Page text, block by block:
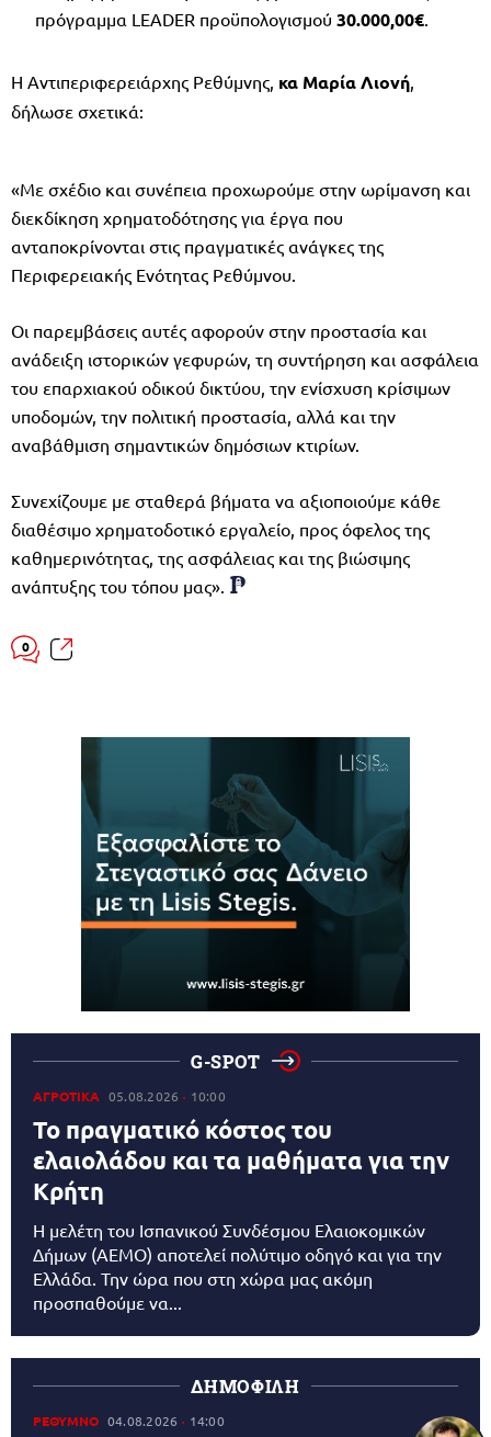
πρόγραμμα LEADER προϋπολογισμού 30.000,00€
Η Αντιπεριφερειάρχης Ρεθύμνης, κα Μαρία Λιονή
δήλωσε σχετικά:
«Με σχέδιο και συνέπεια προχωρούμε στην ωρίμανση και
διεκδίκηση χρηματοδότησης για έργα που
ανταποκρίνονται στις πραγματικές ανάγκες της
Περιφερειακής Ενότητας Ρεθύμνου.
Οι παρεμβάσεις αυτές αφορούν στην προστασία και
ανάδειξη ιστορικών γεφυρών, τη συντήρηση και ασφάλεια
του επαρχιακού οδικού δικτύου, την ενίσχυση κρίσιμων
υποδομών, την πολιτική προστασία, αλλά και την
αναβάθμιση σημαντικών δημόσιων κτιρίων.
Συνεχίζουμε με σταθερά βήματα να αξιοποιούμε κάθε
διαθέσιμο χρηματοδοτικό εργαλείο, προς όφελος της
καθημερινότητας, της ασφάλειας και της βιώσιμης
ανάπτυξης του τόπου μας».
0
G-SPOT
ΑΓΡΟΤΙΚΑ 05.08.2026 10:00
Το πραγματικό κόστος του
ελαιολάδου και τα μαθήματα για την
Κρήτη
Η μελέτη του Ισπανικού Συνδέσμου Ελαιοκομικών
Δήμων (AEMO) αποτελεί πολύτιμο οδηγό και για την
Ελλάδα. Την ώρα που στη χώρα μας ακόμη
προσπαθούμε να...
ΔΗΜΟΦΙΛΗ
ΡΕΘΥΜΝΟ 04.08.2026 14:00